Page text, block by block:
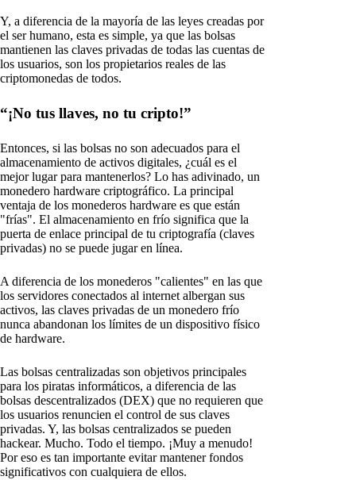
Y, a diferencia de la mayoría de las leyes creadas por
el ser humano, esta es simple, ya que las bolsas
mantienen las claves privadas de todas las cuentas de
los usuarios, son los propietarios reales de las
criptomonedas de todos.
“¡No tus llaves, no tu cripto!”
Entonces, si las bolsas no son adecuados para el
almacenamiento de activos digitales, ¿cuál es el
mejor lugar para mantenerlos? Lo has adivinado, un
monedero hardware criptográfico. La principal
ventaja de los monederos hardware es que están
"frías". El almacenamiento en frío significa que la
puerta de enlace principal de tu criptografía (claves
privadas) no se puede jugar en línea.
A diferencia de los monederos "calientes" en las que
los servidores conectados al internet albergan sus
activos, las claves privadas de un monedero frío
nunca abandonan los límites de un dispositivo físico
de hardware.
Las bolsas centralizadas son objetivos principales
para los piratas informáticos, a diferencia de las
bolsas descentralizados (DEX) que no requieren que
los usuarios renuncien el control de sus claves
privadas. Y, las bolsas centralizados se pueden
hackear. Mucho. Todo el tiempo. ¡Muy a menudo!
Por eso es tan importante evitar mantener fondos
significativos con cualquiera de ellos.